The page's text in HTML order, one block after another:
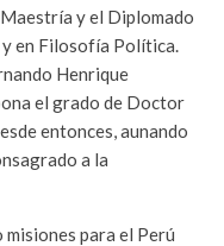
y el Diplomado
y en Filosofía Política.
Henrique
el grado de Doctor
entonces, aunando
a la
para el Perú